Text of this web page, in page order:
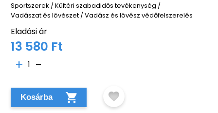
Sportszerek /Kültéri szabadidős tevékenység /
Vadászat és lövészet /Vadász és lövész védőfelszerelés
Eladási ár
13 580 Ft
1
Kosárba